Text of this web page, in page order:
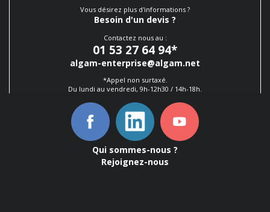
Vous désirez plus d'informations ?
Besoin d'un devis ?
Contactez nous au :
01 53 27 64 94*
algam-enterprise@algam.net
*Appel non surtaxé.
Du lundi au vendredi, 9h-12h30 / 14h-18h.
Qui sommes-nous ?
Rejoignez-nous